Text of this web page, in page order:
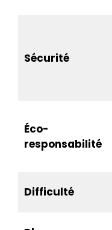
Sécurité
Éco-
responsabilité
Difficulté